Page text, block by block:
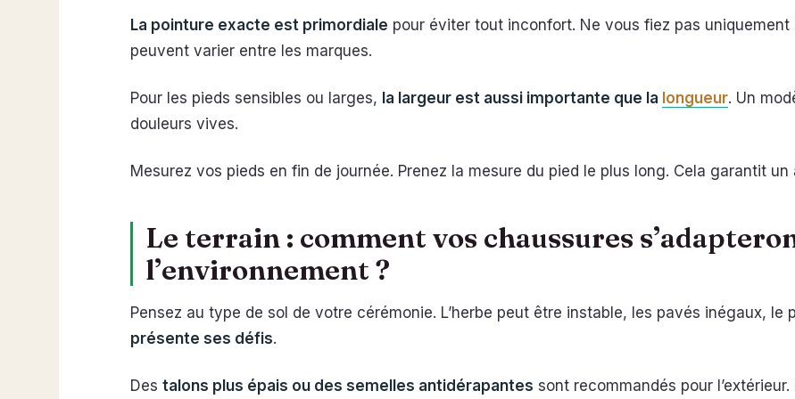
La pointure exacte est primordiale pour éviter tout inconfort. Ne vous fiez pas
peuvent varier entre les marques.
Pour les pieds sensibles ou larges, la largeur est aussi importante que la longueur. Un
douleurs vives.
Mesurez vos pieds en fin de journée. Prenez la mesure du pied le plus long. Cela garantit un
Le terrain : comment vos chaussures
l’environnement ?
Pensez au type de sol de votre cérémonie. L’herbe peut être instable, les pavés inégaux, le
présente ses défis.
Des talons plus épais ou des semelles antidérapantes sont recommandés pour